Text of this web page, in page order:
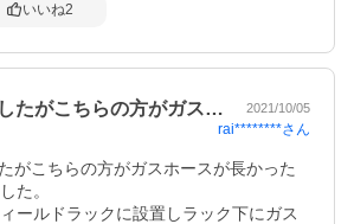
いいね2
たがこちらの方がガス… 2021/10/05
rai********さん
がこちらの方がガスホースが長かった
た。
ールドラックに設置しラック下にガス